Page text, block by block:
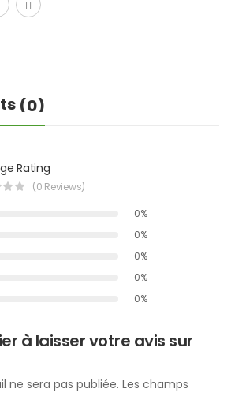
(0)
Rating
(0 Reviews)
0%
0%
0%
0%
0%
à laisser votre avis sur
ne sera pas publiée. Les champs